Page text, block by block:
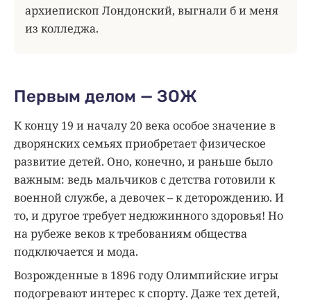
архиепископ Лондонский, выгнали б и меня
из колледжа.
Первым делом — ЗОЖ
К концу 19 и началу 20 века особое значение в
дворянских семьях приобретает физическое
развитие детей. Оно, конечно, и раньше было
важным: ведь мальчиков с детства готовили к
военной службе, а девочек – к деторождению. И
то, и другое требует недюжинного здоровья! Но
на рубеже веков к требованиям общества
подключается и мода.
Возрожденные в 1896 году Олимпийские игры
подогревают интерес к спорту. Даже тех детей,